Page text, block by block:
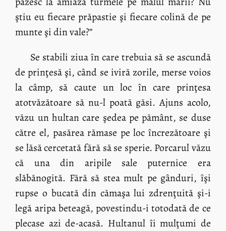
ştiu eu fiecare prăpastie şi fiecare colină de pe
munte şi din vale?”
Se stabili ziua în care trebuia să se ascundă
de prinţesă şi, când se iviră zorile, merse voios
la câmp, să caute un loc în care prinţesa
atotvăzătoare să nu-l poată găsi. Ajuns acolo,
văzu un hultan care şedea pe pământ, se duse
către el, pasărea rămase pe loc încrezătoare şi
se lăsă cercetată fără să se sperie. Porcarul văzu
că una din aripile sale puternice era
slăbănogită. Fără să stea mult pe gânduri, îşi
rupse o bucată din cămaşa lui zdrenţuită şi-i
legă aripa beteagă, povestindu-i totodată de ce
plecase azi de-acasă. Hultanul îi mulţumi de